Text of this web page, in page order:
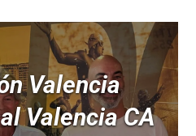
Valencia
Valencia CA